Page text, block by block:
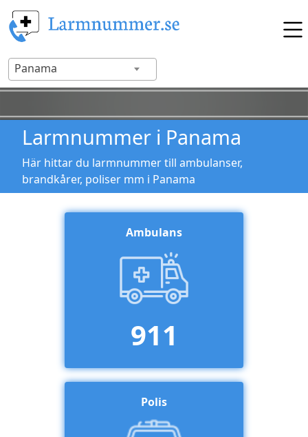
Panama
Larmnummer i Panama
Här hittar du larmnummer till ambulanser,
brandkårer, poliser mm i Panama
Ambulans
911
Polis